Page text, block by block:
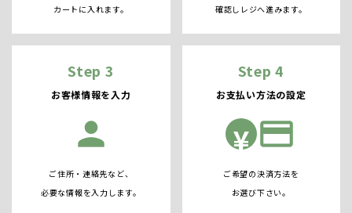
カートに入れます。
確認しレジへ進みます。
Step 3
お客様情報を入力
person
ご住所・連絡先など、
必要な情報を入力します。
Step 4
お支払い方法の設定
¥ credit_card
ご希望の決済方法を
お選び下さい。